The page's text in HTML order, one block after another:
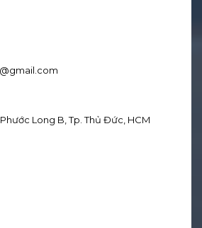
Long B, Tp. Thủ Đức, HCM